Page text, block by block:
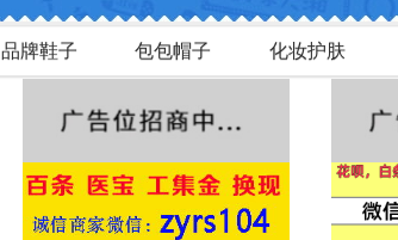
品牌鞋子 包包帽子 化妆护肤